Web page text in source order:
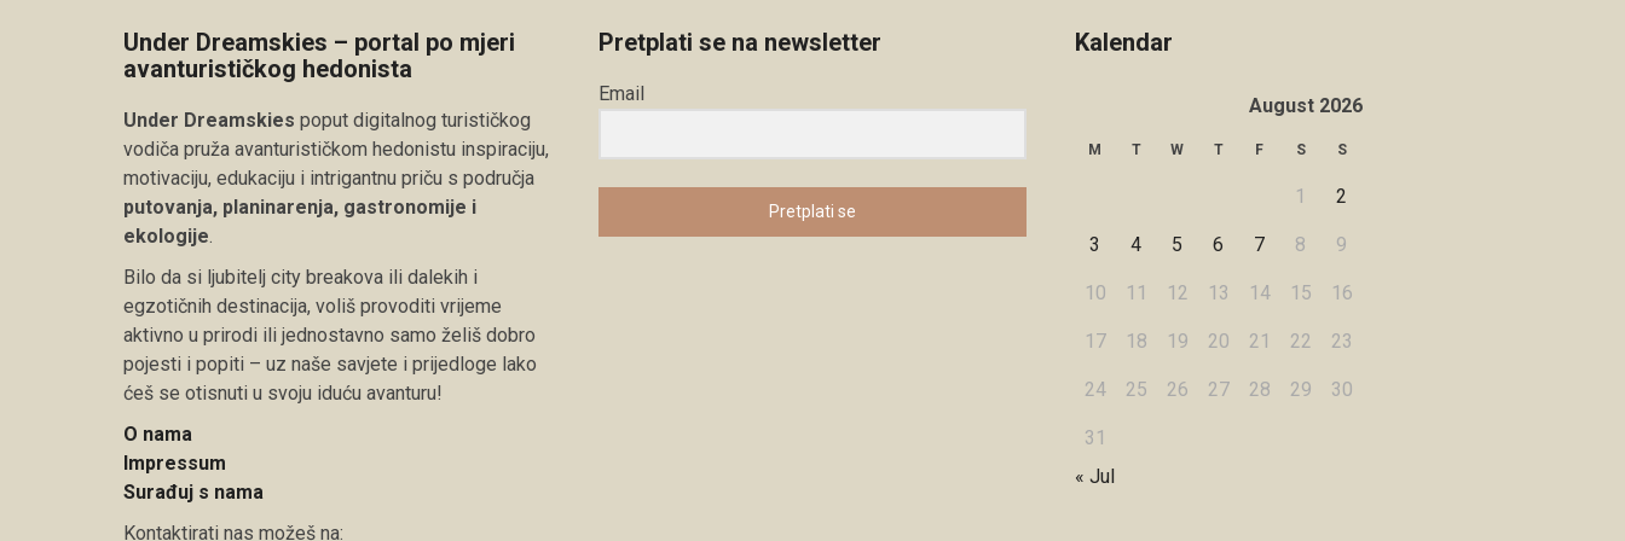
Under Dreamskies – portal po mjeri
avanturističkog hedonista
Under Dreamskies poput digitalnog turističkog
vodiča pruža avanturističkom hedonistu inspiraciju,
motivaciju, edukaciju i intrigantnu priču s područja
putovanja, planinarenja, gastronomije i
ekologije.
Bilo da si ljubitelj city breakova ili dalekih i
egzotičnih destinacija, voliš provoditi vrijeme
aktivno u prirodi ili jednostavno samo želiš dobro
pojesti i popiti – uz naše savjete i prijedloge lako
ćeš se otisnuti u svoju iduću avanturu!
O nama
Impressum
Surađuj s nama
Kontaktirati nas možeš na:
Pretplati se na newsletter
Email
Pretplati se
Kalendar
August 2026
M T W T F S S
1 2
3 4 5 6 7 8 9
10 11 12 13 14 15 16
17 18 19 20 21 22 23
24 25 26 27 28 29 30
31
« Jul